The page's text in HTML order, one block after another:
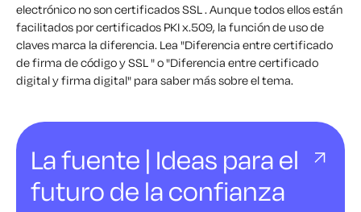
electrónico no son certificados SSL . Aunque todos ellos están
facilitados por certificados PKI x.509, la función de uso de
claves marca la diferencia. Lea "Diferencia entre certificado
de firma de código y SSL " o "Diferencia entre certificado
digital y firma digital" para saber más sobre el tema.
La fuente | Ideas para el
futuro de la confianza